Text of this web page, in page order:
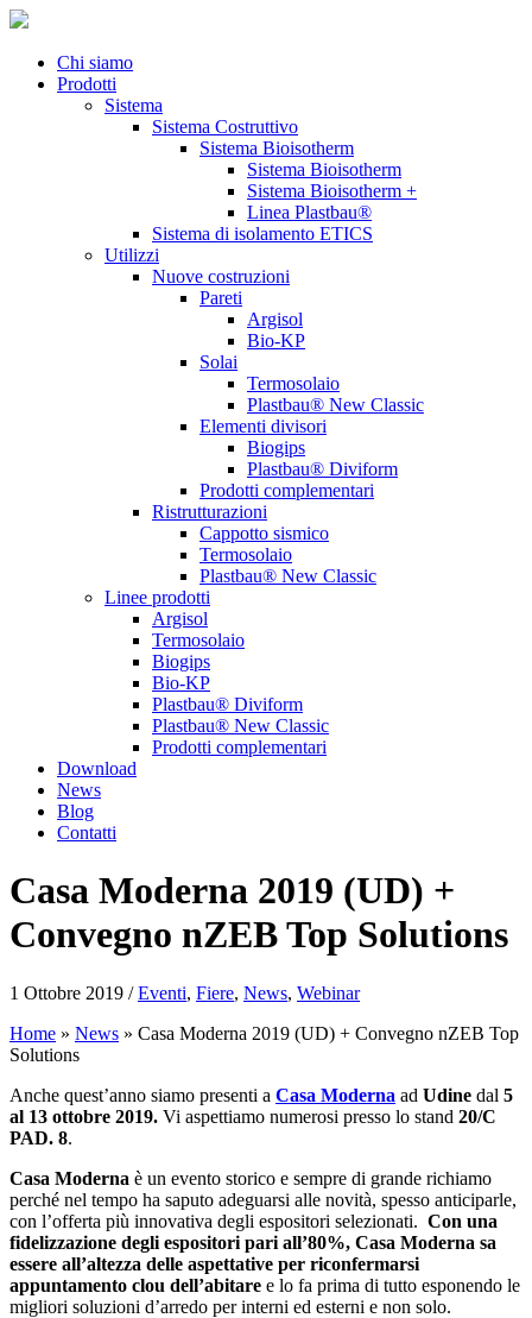
Chi siamo
Prodotti
Sistema
Sistema Costruttivo
Sistema Bioisotherm
Sistema Bioisotherm
Sistema Bioisotherm +
Linea Plastbau®
Sistema di isolamento ETICS
Utilizzi
Nuove costruzioni
Pareti
Argisol
Bio-KP
Solai
Termosolaio
Plastbau® New Classic
Elementi divisori
Biogips
Plastbau® Diviform
Prodotti complementari
Ristrutturazioni
Cappotto sismico
Termosolaio
Plastbau® New Classic
Linee prodotti
Argisol
Termosolaio
Biogips
Bio-KP
Plastbau® Diviform
Plastbau® New Classic
Prodotti complementari
Download
News
Blog
Contatti
Casa Moderna 2019 (UD) +
Convegno nZEB Top Solutions
1 Ottobre 2019 /Eventi, Fiere, News, Webinar
Home » News » Casa Moderna 2019 (UD) + Convegno nZEB Top
Solutions
Anche quest’anno siamo presenti a Casa Moderna ad Udine dal 5
al 13 ottobre 2019. Vi aspettiamo numerosi presso lo stand 20/C
PAD. 8.
Casa Moderna è un evento storico e sempre di grande richiamo
perché nel tempo ha saputo adeguarsi alle novità, spesso anticiparle,
con l’offerta più innovativa degli espositori selezionati. Con una
fidelizzazione degli espositori pari all’80%, Casa Moderna sa
essere all’altezza delle aspettative per riconfermarsi
appuntamento clou dell’abitare e lo fa prima di tutto esponendo le
migliori soluzioni d’arredo per interni ed esterni e non solo.